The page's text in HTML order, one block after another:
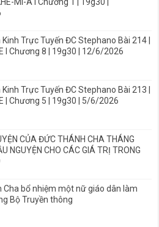
Kinh Trực Tuyến ĐC Stephano Bài 214 |
I Chương 8 | 19g30 | 12/6/2026
Kinh Trực Tuyến ĐC Stephano Bài 213 |
| Chương 5 | 19g30 | 5/6/2026
CỦA ĐỨC THÁNH CHA THÁNG
NGUYỆN CHO CÁC GIÁ TRỊ TRONG
Cha bổ nhiệm một nữ giáo dân làm
Bộ Truyền thông